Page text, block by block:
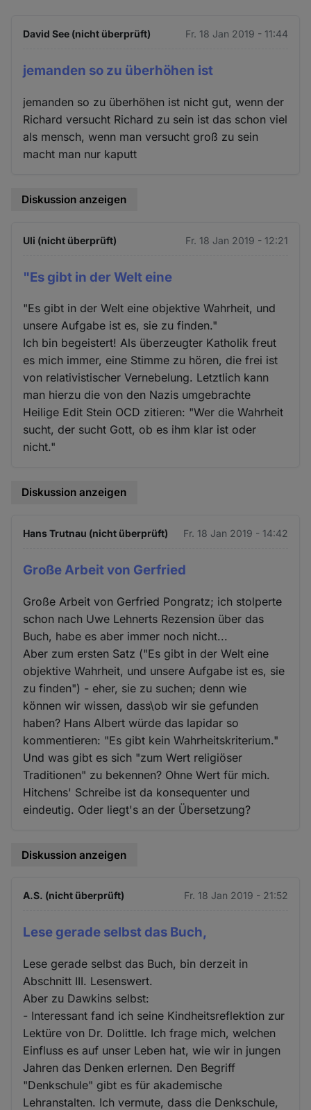
David See (nicht überprüft) Fr. 18 Jan 2019 - 11:44
jemanden so zu überhöhen ist
jemanden so zu überhöhen ist nicht gut, wenn der
Richard versucht Richard zu sein ist das schon viel
als mensch, wenn man versucht groß zu sein
macht man nur kaputt
Diskussion anzeigen
Uli (nicht überprüft) Fr. 18 Jan 2019 - 12:21
"Es gibt in der Welt eine
"Es gibt in der Welt eine objektive Wahrheit, und
unsere Aufgabe ist es, sie zu finden."
Ich bin begeistert! Als überzeugter Katholik freut
es mich immer, eine Stimme zu hören, die frei ist
von relativistischer Vernebelung. Letztlich kann
man hierzu die von den Nazis umgebrachte
Heilige Edit Stein OCD zitieren: "Wer die Wahrheit
sucht, der sucht Gott, ob es ihm klar ist oder
nicht."
Diskussion anzeigen
Hans Trutnau (nicht überprüft) Fr. 18 Jan 2019 - 14:42
Große Arbeit von Gerfried
Große Arbeit von Gerfried Pongratz; ich stolperte
schon nach Uwe Lehnerts Rezension über das
Buch, habe es aber immer noch nicht...
Aber zum ersten Satz ("Es gibt in der Welt eine
objektive Wahrheit, und unsere Aufgabe ist es, sie
zu finden") - eher, sie zu suchen; denn wie
können wir wissen, dass\ob wir sie gefunden
haben? Hans Albert würde das lapidar so
kommentieren: "Es gibt kein Wahrheitskriterium."
Und was gibt es sich "zum Wert religiöser
Traditionen" zu bekennen? Ohne Wert für mich.
Hitchens' Schreibe ist da konsequenter und
eindeutig. Oder liegt's an der Übersetzung?
Diskussion anzeigen
A.S. (nicht überprüft) Fr. 18 Jan 2019 - 21:52
Lese gerade selbst das Buch,
Lese gerade selbst das Buch, bin derzeit in
Abschnitt III. Lesenswert.
Aber zu Dawkins selbst:
- Interessant fand ich seine Kindheitsreflektion zur
Lektüre von Dr. Dolittle. Ich frage mich, welchen
Einfluss es auf unser Leben hat, wie wir in jungen
Jahren das Denken erlernen. Den Begriff
"Denkschule" gibt es für akademische
Lehranstalten. Ich vermute, dass die Denkschule,